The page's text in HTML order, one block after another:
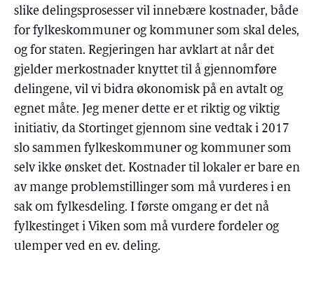
slike delingsprosesser vil innebære kostnader, både
for fylkeskommuner og kommuner som skal deles,
og for staten. Regjeringen har avklart at når det
gjelder merkostnader knyttet til å gjennomføre
delingene, vil vi bidra økonomisk på en avtalt og
egnet måte. Jeg mener dette er et riktig og viktig
initiativ, da Stortinget gjennom sine vedtak i 2017
slo sammen fylkeskommuner og kommuner som
selv ikke ønsket det. Kostnader til lokaler er bare en
av mange problemstillinger som må vurderes i en
sak om fylkesdeling. I første omgang er det nå
fylkestinget i Viken som må vurdere fordeler og
ulemper ved en ev. deling.